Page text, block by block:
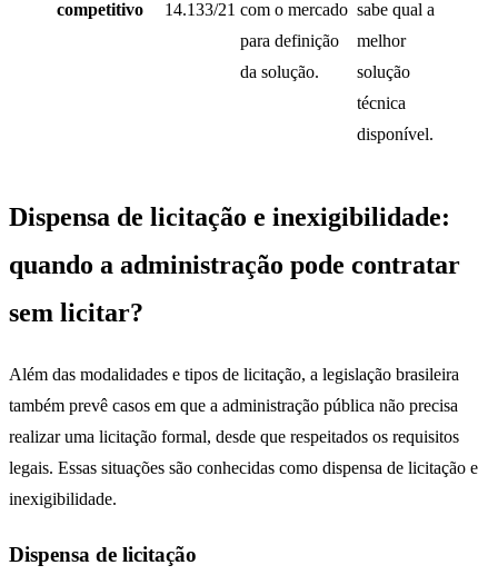
competitivo 14.133/21 com o mercado
para definição
da solução.
sabe qual a
melhor
solução
técnica
disponível.
Dispensa de licitação e inexigibilidade:
quando a administração pode contratar
sem licitar?
Além das modalidades e tipos de licitação, a legislação brasileira
também prevê casos em que a administração pública não precisa
realizar uma licitação formal, desde que respeitados os requisitos
legais. Essas situações são conhecidas como dispensa de licitação e
inexigibilidade.
Dispensa de licitação